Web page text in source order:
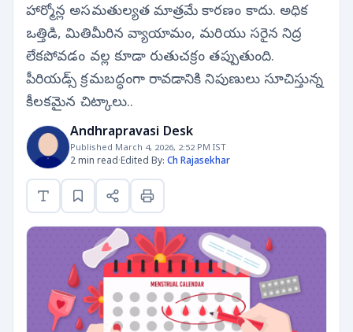
హార్మోన్ల అసమతుల్యత మాత్రమే కారణం కాదు. అధిక
ఒత్తిడి, మితిమీరిన వ్యాయామం, మరియు సరైన నిద్ర
లేకపోవడం వల్ల కూడా రుతుచక్రం తప్పుతుంది.
పీరియడ్స్ క్రమబద్ధంగా రావడానికి నిపుణులు సూచిస్తున్న
కీలకమైన చిట్కాలు..
Andhrapravasi Desk
Published March 4, 2026, 2:52 PM IST
2 min read·Edited By: Ch Rajasekhar